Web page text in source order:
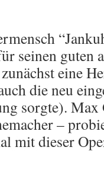
seinen guten
eine
die neu
sorgte).
–
mit dieser